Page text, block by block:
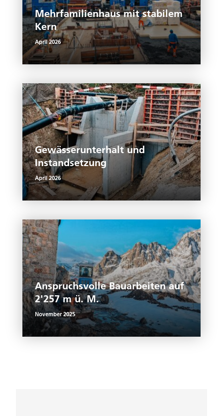
Mehrfamilienhaus mit stabilem
Kern
April 2026
Gewässerunterhalt und
Instandsetzung
April 2026
Anspruchsvolle Bauarbeiten auf
2'257 m ü. M.
November 2025